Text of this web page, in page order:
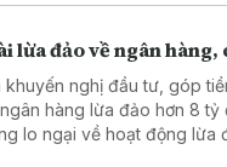
lừa đảo về ngân
nghị đầu tư, góp
hàng lừa đảo hơn 8 tỷ
lo ngại về hoạt động lừa